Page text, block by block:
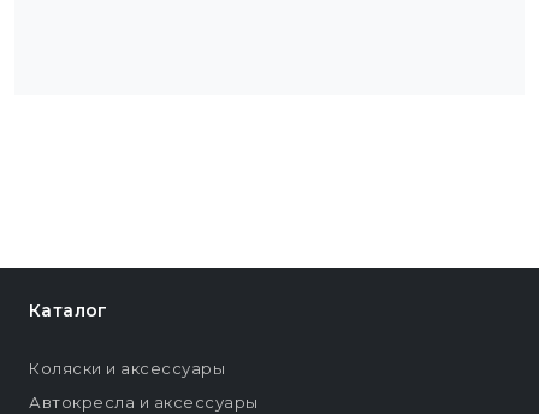
Каталог
Коляски и аксессуары
Автокресла и аксессуары